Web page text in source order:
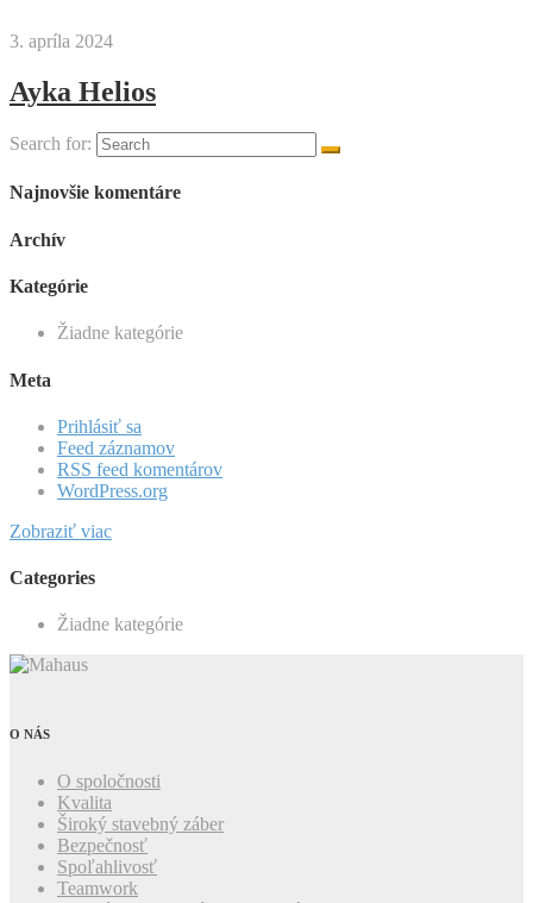
3. apríla 2024
Ayka Helios
Search for:
Najnovšie komentáre
Archív
Kategórie
Žiadne kategórie
Meta
Prihlásiť sa
Feed záznamov
RSS feed komentárov
WordPress.org
Zobraziť viac
Categories
Žiadne kategórie
O NÁS
O spoločnosti
Kvalita
Široký stavebný záber
Bezpečnosť
Spoľahlivosť
Teamwork